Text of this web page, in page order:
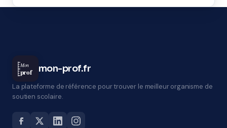
Mon
prof mon-prof.fr
La plateforme de référence pour trouver le meilleur organisme de
soutien scolaire.